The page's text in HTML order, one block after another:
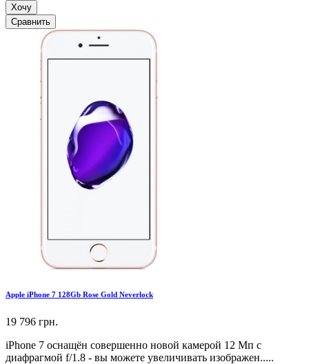
Хочу
Сравнить
Apple iPhone 7 128Gb Rose Gold Neverlock
19 796 грн.
iPhone 7 оснащён совершенно новой камерой 12 Мп с
диафрагмой f/1.8 - вы можете увеличивать изображен.....